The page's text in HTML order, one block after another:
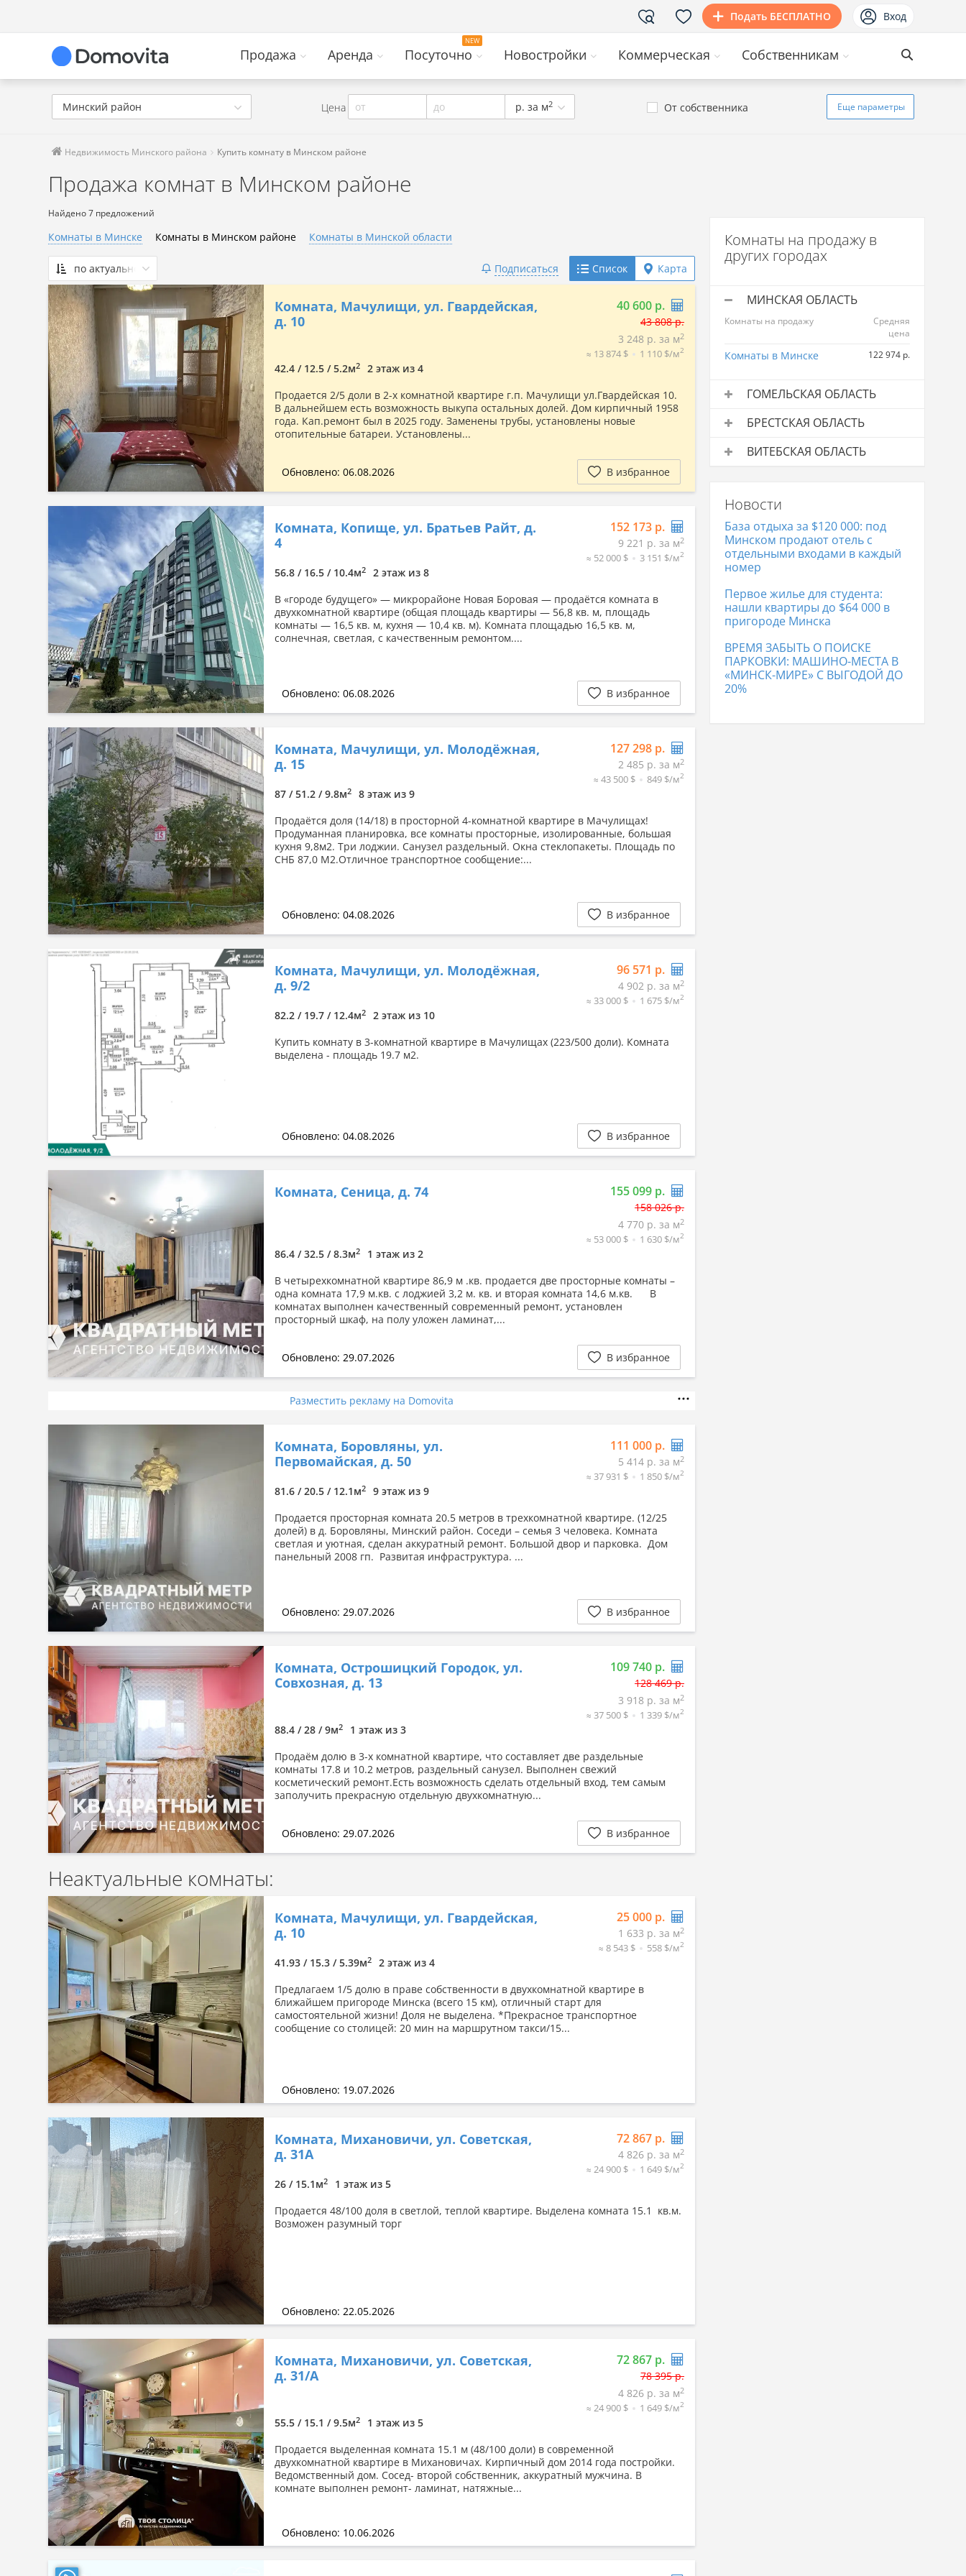
Подать БЕСПЛАТНО Вход
Продажа Аренда Посуточно Новостройки Коммерческая Собственникам
Минский район Цена от до р. за м2 От собственника Еще параметры
Недвижимость Минского района Купить комнату в Минском районе
Продажа комнат в Минском районе
Найдено 7 предложений
Комнаты в Минске Комнаты в Минском районе Комнаты в Минской области
по актуальности
По актуальности
Сначала дешевые
Сначала дорогие
По комнатности: большая →
малая
По комнатности: малая →
большая
По площади: большая → малая
По площади: малая → большая
Подписаться Список Карта
Комната, Мачулищи, ул. Гвардейская,
д. 10
40 600 р.
43 808 р.
3 248 р. за м2
≈ 13 874 $ 1 110 $/м2
42.4 / 12.5 / 5.2м2
2 этаж из 4
Продается 2/5 доли в 2-х комнатной квартире г.п. Мачулищи ул.Гвардейская 10.
В дальнейшем есть возможность выкупа остальных долей. Дом кирпичный 1958
года. Кап.ремонт был в 2025 году. Заменены трубы, установлены новые
отопительные батареи. Установлены...
Обновлено: 06.08.2026 В избранное
Комната, Копище, ул. Братьев Райт, д.
4
152 173 р.
9 221 р. за м2
≈ 52 000 $ 3 151 $/м2
56.8 / 16.5 / 10.4м2
2 этаж из 8
В «городе будущего» — микрорайоне Новая Боровая — продаётся комната в
двухкомнатной квартире (общая площадь квартиры — 56,8 кв. м, площадь
комнаты — 16,5 кв. м, кухня — 10,4 кв. м). Комната площадью 16,5 кв. м,
солнечная, светлая, с качественным ремонтом....
Обновлено: 06.08.2026 В избранное
Комната, Мачулищи, ул. Молодёжная,
д. 15
127 298 р.
2 485 р. за м2
≈ 43 500 $ 849 $/м2
87 / 51.2 / 9.8м2
8 этаж из 9
Продаётся доля (14/18) в просторной 4-комнатной квартире в Мачулищах!
Продуманная планировка, все комнаты просторные, изолированные, большая
кухня 9,8м2. Три лоджии. Санузел раздельный. Окна стеклопакеты. Площадь по
СНБ 87,0 М2.Отличное транспортное сообщение:...
Обновлено: 04.08.2026 В избранное
Комната, Мачулищи, ул. Молодёжная,
д. 9/2
96 571 р.
4 902 р. за м2
≈ 33 000 $ 1 675 $/м2
82.2 / 19.7 / 12.4м2
2 этаж из 10
Купить комнату в 3-комнатной квартире в Мачулищах (223/500 доли). Комната
выделена - площадь 19.7 м2.
Обновлено: 04.08.2026 В избранное
Комната, Сеница, д. 74 155 099 р.
158 026 р.
4 770 р. за м2
≈ 53 000 $ 1 630 $/м2
86.4 / 32.5 / 8.3м2
1 этаж из 2
В четырехкомнатной квартире 86,9 м .кв. продается две просторные комнаты –
одна комната 17,9 м.кв. с лоджией 3,2 м. кв. и вторая комната 14,6 м.кв. В
комнатах выполнен качественный современный ремонт, установлен
просторный шкаф, на полу уложен ламинат,...
Обновлено: 29.07.2026 В избранное
Разместить рекламу на Domovita
Комната, Боровляны, ул.
Первомайская, д. 50
111 000 р.
5 414 р. за м2
≈ 37 931 $ 1 850 $/м2
81.6 / 20.5 / 12.1м2
9 этаж из 9
Продается просторная комната 20.5 метров в трехкомнатной квартире. (12/25
долей) в д. Боровляны, Минский район. Соседи – семья 3 человека. Комната
светлая и уютная, сделан аккуратный ремонт. Большой двор и парковка. Дом
панельный 2008 гп. Развитая инфраструктура. ...
Обновлено: 29.07.2026 В избранное
Комната, Острошицкий Городок, ул.
Совхозная, д. 13
109 740 р.
128 469 р.
3 918 р. за м2
≈ 37 500 $ 1 339 $/м2
88.4 / 28 / 9м2
1 этаж из 3
Продаём долю в 3-х комнатной квартире, что составляет две раздельные
комнаты 17.8 и 10.2 метров, раздельный санузел. Выполнен свежий
косметический ремонт.Есть возможность сделать отдельный вход, тем самым
заполучить прекрасную отдельную двухкомнатную...
Обновлено: 29.07.2026 В избранное
Неактуальные комнаты:
Комната, Мачулищи, ул. Гвардейская,
д. 10
25 000 р.
1 633 р. за м2
≈ 8 543 $ 558 $/м2
41.93 / 15.3 / 5.39м2
2 этаж из 4
Предлагаем 1/5 долю в праве собственности в двухкомнатной квартире в
ближайшем пригороде Минска (всего 15 км), отличный старт для
самостоятельной жизни! Доля не выделена. *Прекрасное транспортное
сообщение со столицей: 20 мин на маршрутном такси/15...
Обновлено: 19.07.2026
Комната, Михановичи, ул. Советская,
д. 31А
72 867 р.
4 826 р. за м2
≈ 24 900 $ 1 649 $/м2
26 / 15.1м2
1 этаж из 5
Продается 48/100 доля в светлой, теплой квартире. Выделена комната 15.1 кв.м.
Возможен разумный торг
Обновлено: 22.05.2026
Комната, Михановичи, ул. Советская,
д. 31/А
72 867 р.
78 395 р.
4 826 р. за м2
≈ 24 900 $ 1 649 $/м2
55.5 / 15.1 / 9.5м2
1 этаж из 5
Продается выделенная комната 15.1 м (48/100 доли) в современной
двухкомнатной квартире в Михановичах. Кирпичный дом 2014 года постройки.
Ведомственный дом. Сосед- второй собственник, аккуратный мужчина. В
комнате выполнен ремонт- ламинат, натяжные...
Обновлено: 10.06.2026
Комнаты на продажу в
других городах
МИНСКАЯ ОБЛАСТЬ
Комнаты на продажу
Средняя
цена
Комнаты в Минске 122 974 р.
ГОМЕЛЬСКАЯ ОБЛАСТЬ
Комнаты в Гомеле
БРЕСТСКАЯ ОБЛАСТЬ
ВИТЕБСКАЯ ОБЛАСТЬ
Комнаты в Витебске
Новости
База отдыха за $120 000: под
Минском продают отель с
отдельными входами в каждый
номер
Первое жилье для студента:
нашли квартиры до $64 000 в
пригороде Минска
ВРЕМЯ ЗАБЫТЬ О ПОИСКЕ
ПАРКОВКИ: МАШИНО-МЕСТА В
«МИНСК-МИРЕ» С ВЫГОДОЙ ДО
20%